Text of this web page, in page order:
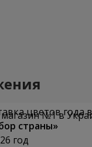
цветов года
страны»
год